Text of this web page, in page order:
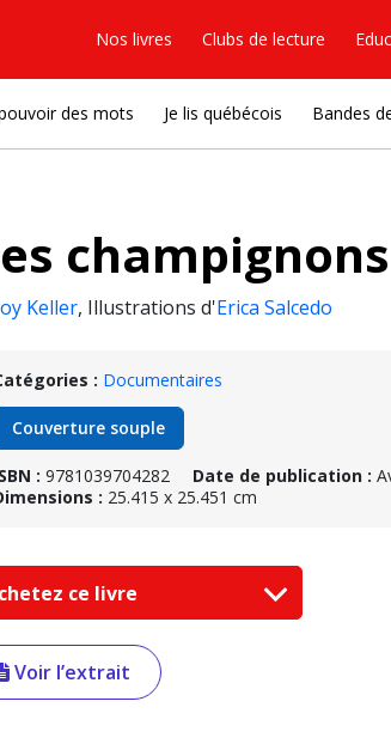
Nos livres Clubs de lecture
des mots Je lis québécois Bandes
Keller, Illustrations d'Erica Salcedo
: Documentaires
Couverture souple
: 9781039704282 Date de publication :
: 25.415 x 25.451 cm
ce livre
Voir l’extrait